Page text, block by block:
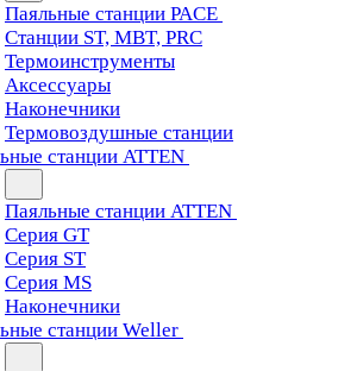
Паяльные станции PACE
Станции ST, MBT, PRC
Термоинструменты
Аксессуары
Наконечники
Термовоздушные станции
станции ATTEN
Паяльные станции ATTEN
Серия GT
Серия ST
Серия MS
Наконечники
станции Weller